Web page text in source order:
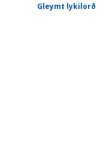
Gleymt lykilorð